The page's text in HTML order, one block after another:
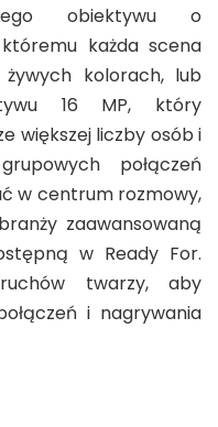
obiektywu o
każda scena
kolorach, lub
16 MP, który
większej liczby osób i
połączeń
w centrum rozmowy,
zaawansowaną
w Ready For.
twarzy, aby
i nagrywania